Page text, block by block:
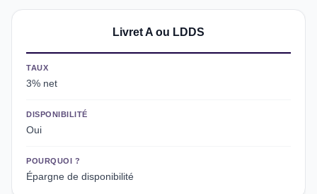
Livret A ou LDDS
TAUX
3% net
DISPONIBILITÉ
Oui
POURQUOI ?
Épargne de disponibilité